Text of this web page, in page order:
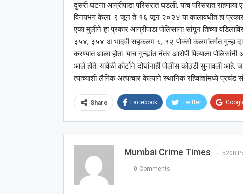
दुसरी घटना आग्रीपाडा परिसरात घडली. याच परिसरात
विनयभंग केला. ९ जून ते १६ जून २०२४ या कालावधीत हा
एका मुलीने हा प्रकार आग्रीपाडा पोलिसांना सांगून तिच्या
३५४, ३५४ अ भादवी सहकलम ८, १२ पोक्सो कलमांतर्गत गुन्हा
करण्यात आला होता. याच गुन्ह्यांत नंतर आरोपी पित्याला
आले होते. यावेळी कोर्टाने दोघांनाही पोलीस कोठडी सुनावली
त्यांच्याशी लैगिंक अत्याचार केल्याने स्थानिक रहिवाशांमध्ये प्रचंड
Share Facebook Twitter
Mumbai Crime Times 5208
0 Comments